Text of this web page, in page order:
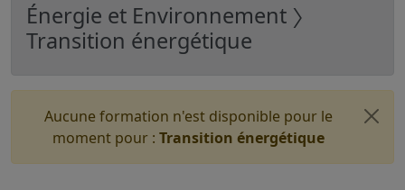
Énergie et Environnement 〉
Transition énergétique
Aucune formation n'est disponible pour le
moment pour : Transition énergétique